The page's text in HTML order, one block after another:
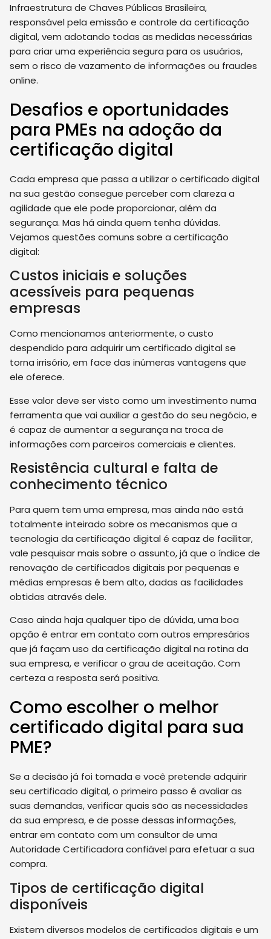
Infraestrutura de Chaves Públicas Brasileira,
responsável pela emissão e controle da certificação
digital, vem adotando todas as medidas necessárias
para criar uma experiência segura para os usuários,
sem o risco de vazamento de informações ou fraudes
online.
Desafios e oportunidades
para PMEs na adoção da
certificação digital
Cada empresa que passa a utilizar o certificado digital
na sua gestão consegue perceber com clareza a
agilidade que ele pode proporcionar, além da
segurança. Mas há ainda quem tenha dúvidas.
Vejamos questões comuns sobre a certificação
digital:
Custos iniciais e soluções
acessíveis para pequenas
empresas
Como mencionamos anteriormente, o custo
despendido para adquirir um certificado digital se
torna irrisório, em face das inúmeras vantagens que
ele oferece.
Esse valor deve ser visto como um investimento numa
ferramenta que vai auxiliar a gestão do seu negócio, e
é capaz de aumentar a segurança na troca de
informações com parceiros comerciais e clientes.
Resistência cultural e falta de
conhecimento técnico
Para quem tem uma empresa, mas ainda não está
totalmente inteirado sobre os mecanismos que a
tecnologia da certificação digital é capaz de facilitar,
vale pesquisar mais sobre o assunto, já que o índice de
renovação de certificados digitais por pequenas e
médias empresas é bem alto, dadas as facilidades
obtidas através dele.
Caso ainda haja qualquer tipo de dúvida, uma boa
opção é entrar em contato com outros empresários
que já façam uso da certificação digital na rotina da
sua empresa, e verificar o grau de aceitação. Com
certeza a resposta será positiva.
Como escolher o melhor
certificado digital para sua
PME?
Se a decisão já foi tomada e você pretende adquirir
seu certificado digital, o primeiro passo é avaliar as
suas demandas, verificar quais são as necessidades
da sua empresa, e de posse dessas informações,
entrar em contato com um consultor de uma
Autoridade Certificadora confiável para efetuar a sua
compra.
Tipos de certificação digital
disponíveis
Existem diversos modelos de certificados digitais e um